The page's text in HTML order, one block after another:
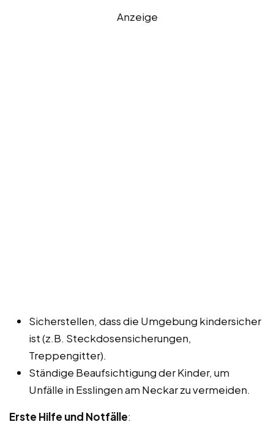
Anzeige
Sicherstellen, dass die Umgebung kindersicher
ist (z.B. Steckdosensicherungen,
Treppengitter).
Ständige Beaufsichtigung der Kinder, um
Unfälle in Esslingen am Neckar zu vermeiden.
Erste Hilfe und Notfälle: